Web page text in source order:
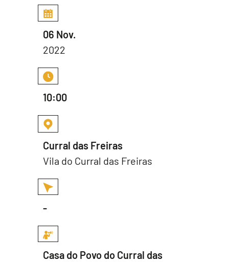
06 Nov.
2022
10:00
Curral das Freiras
Vila do Curral das Freiras
-
Casa do Povo do Curral das